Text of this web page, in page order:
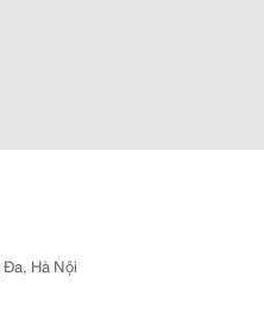
Đa, Hà Nội